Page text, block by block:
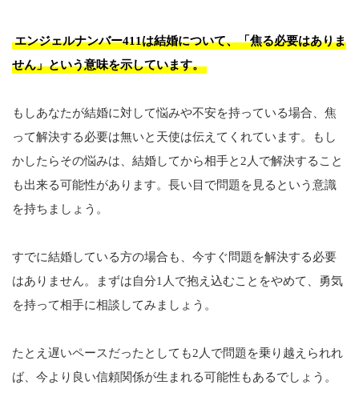
エンジェルナンバー411は結婚について、「焦る必要はありま
せん」という意味を示しています。
もしあなたが結婚に対して悩みや不安を持っている場合、焦
って解決する必要は無いと天使は伝えてくれています。もし
かしたらその悩みは、結婚してから相手と2人で解決すること
も出来る可能性があります。長い目で問題を見るという意識
を持ちましょう。
すでに結婚している方の場合も、今すぐ問題を解決する必要
はありません。まずは自分1人で抱え込むことをやめて、勇気
を持って相手に相談してみましょう。
たとえ遅いペースだったとしても2人で問題を乗り越えられれ
ば、今より良い信頼関係が生まれる可能性もあるでしょう。